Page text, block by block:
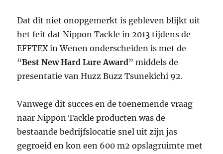
Dat dit niet onopgemerkt is gebleven blijkt uit
het feit dat Nippon Tackle in 2013 tijdens de
EFFTEX in Wenen onderscheiden is met de
“Best New Hard Lure Award” middels de
presentatie van Huzz Buzz Tsunekichi 92.
Vanwege dit succes en de toenemende vraag
naar Nippon Tackle producten was de
bestaande bedrijfslocatie snel uit zijn jas
gegroeid en kon een 600 m2 opslagruimte met